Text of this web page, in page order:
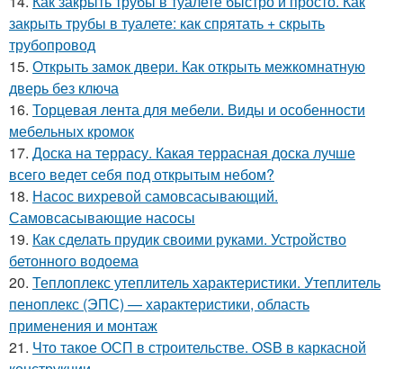
закрыть трубы в туалете: как спрятать + скрыть
трубопровод
15. Открыть замок двери. Как открыть межкомнатную
дверь без ключа
16. Торцевая лента для мебели. Виды и особенности
мебельных кромок
17. Доска на террасу. Какая террасная доска лучше
всего ведет себя под открытым небом?
18. Насос вихревой самовсасывающий.
Самовсасывающие насосы
19. Как сделать прудик своими руками. Устройство
бетонного водоема
20. Теплоплекс утеплитель характеристики. Утеплитель
пеноплекс (ЭПС) — характеристики, область
применения и монтаж
21. Что такое ОСП в строительстве. OSB в каркасной